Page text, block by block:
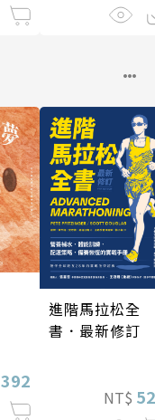
392
進階馬拉松全
書．最新修訂
NT$